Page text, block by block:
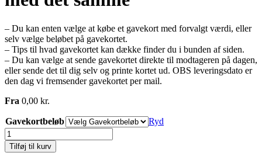
– Du kan enten vælge at købe et gavekort med forvalgt værdi, eller
selv vælge beløbet på gavekortet.
– Tips til hvad gavekortet kan dække finder du i bunden af siden.
– Du kan vælge at sende gavekortet direkte til modtageren på dagen,
eller sende det til dig selv og printe kortet ud. OBS leveringsdato er
den dag vi fremsender gavekortet per mail.
Fra 0,00 kr.
Gavekortbeløb
Ryd
E-
gavekort
-
Tilføj til kurv